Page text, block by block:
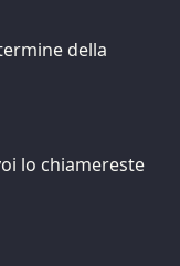
della
lo chiamereste